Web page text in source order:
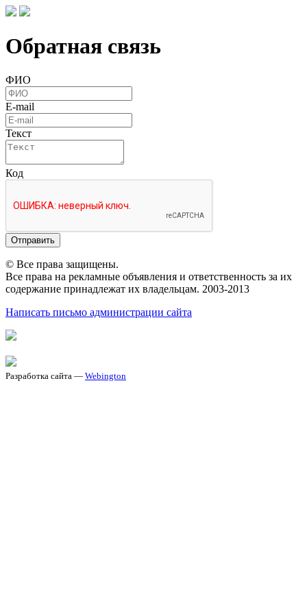
Обратная связь
ФИО
E-mail
Текст
Код
Отправить
© Все права защищены.
Все права на рекламные объявления и ответственность за их
содержание принадлежат их владельцам. 2003-2013
Написать письмо администрации сайта
Разработка сайта — Webington